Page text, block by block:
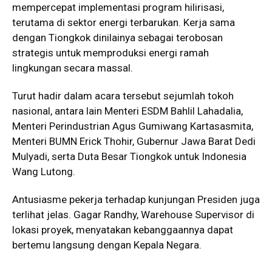
mempercepat implementasi program hilirisasi,
terutama di sektor energi terbarukan. Kerja sama
dengan Tiongkok dinilainya sebagai terobosan
strategis untuk memproduksi energi ramah
lingkungan secara massal.
Turut hadir dalam acara tersebut sejumlah tokoh
nasional, antara lain Menteri ESDM Bahlil Lahadalia,
Menteri Perindustrian Agus Gumiwang Kartasasmita,
Menteri BUMN Erick Thohir, Gubernur Jawa Barat Dedi
Mulyadi, serta Duta Besar Tiongkok untuk Indonesia
Wang Lutong.
Antusiasme pekerja terhadap kunjungan Presiden juga
terlihat jelas. Gagar Randhy, Warehouse Supervisor di
lokasi proyek, menyatakan kebanggaannya dapat
bertemu langsung dengan Kepala Negara.